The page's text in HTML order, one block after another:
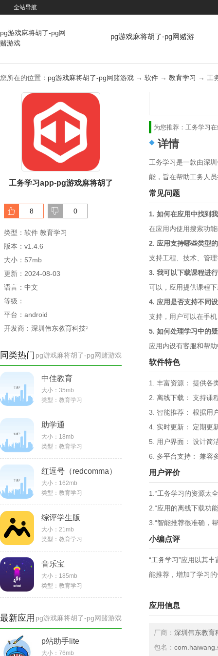
全站导航
pg游戏麻将胡了-pg网
赌游戏
pg游戏麻将胡了-pg网赌游
您所在的位置： pg游戏麻将胡了-pg网赌游戏 → 软件 → 教育学习 → 工
工务学习app-pg游戏麻将胡了
8 0
类型：软件 教育学习
版本：v1.4.6
大小：57mb
更新：2024-08-03
语言：中文
等级：
平台：android
开发商：深圳伟东教育科技有限公司
pg游戏麻将胡了-pg网赌游戏
同类热门
中佳教育
大小： 35mb
类型： 教育学习
助学通
大小： 18mb
类型： 教育学习
红逗号（redcomma）
大小： 162mb
类型： 教育学习
综评学生版
大小： 21mb
类型： 教育学习
音乐宝
大小： 185mb
类型： 教育学习
pg游戏麻将胡了-pg网赌游戏
最新应用
p站助手lite
大小：76mb
为您推荐： 工务学习
详情
工务学习是一款由深
能，旨在帮助工务人
常见问题
1. 如何在应用中找到
在应用内使用搜索功
2. 应用支持哪些类型
支持工程、技术、管
3. 我可以下载课程进
可以，应用提供课程
4. 应用是否支持不同
支持，用户可以在手
5. 如何处理学习中的
应用内设有客服和帮
软件特色
1. 丰富资源： 提供各
2. 离线下载： 支持课
3. 智能推荐： 根据用
4. 实时更新： 定期更
5. 用户界面： 设计简
6. 多平台支持： 兼容
用户评价
1.“工务学习的资源太
2.“应用的离线下载功
3.“智能推荐很准确，
小编点评
“工务学习”应用以其
能推荐，增加了学习
应用信息
厂商： 深圳伟东教育
包名：